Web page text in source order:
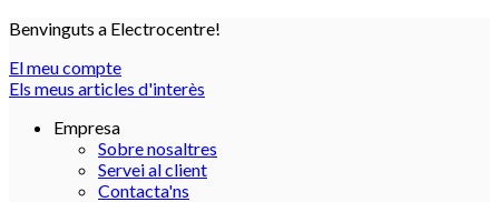
Benvinguts a Electrocentre!
El meu compte
Els meus articles d'interès
Empresa
Sobre nosaltres
Servei al client
Contacta'ns